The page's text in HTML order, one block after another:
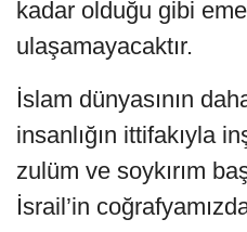
kadar olduğu gibi
ulaşamayacaktır.
İslam dünyasının
insanlığın ittifakıyla
zulüm ve soykırım
İsrail’in